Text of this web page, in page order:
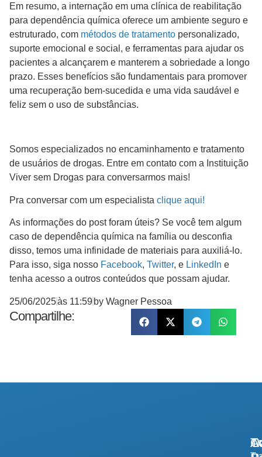
Em resumo, a internação em uma clínica de reabilitação
para dependência química oferece um ambiente seguro e
estruturado, com métodos de tratamento personalizado,
suporte emocional e social, e ferramentas para ajudar os
pacientes a alcançarem e manterem a sobriedade a longo
prazo. Esses benefícios são fundamentais para promover
uma recuperação bem-sucedida e uma vida saudável e
feliz sem o uso de substâncias.
Somos especializados no encaminhamento e tratamento
de usuários de drogas. Entre em contato com a Instituição
Viver sem Drogas para conversarmos mais!
Pra conversar com um especialista clique aqui!
As informações do post foram úteis? Se você tem algum
caso de dependência química na família ou desconfia
disso, temos uma infinidade de materiais para auxiliá-lo.
Para isso, siga nosso Facebook, Twitter, e LinkedIn e
tenha acesso a outros conteúdos que possam ajudar.
25/06/2025às 11:59 by Wagner Pessoa
Compartilhe: